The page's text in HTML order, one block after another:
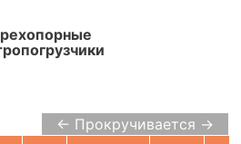
← Прокручивается →